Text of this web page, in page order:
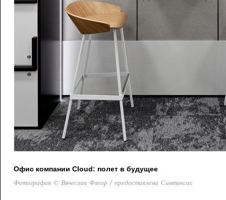
Офис компании Cloud: полет в будущее
Фотография © Вячеслав Флеор / предоставлена Синтаксис